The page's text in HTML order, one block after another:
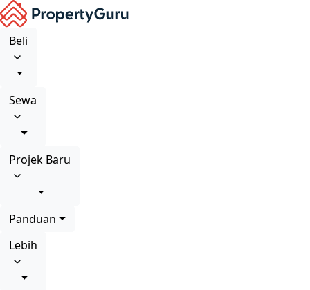
Beli
Sewa
Projek Baru
Panduan
Lebih